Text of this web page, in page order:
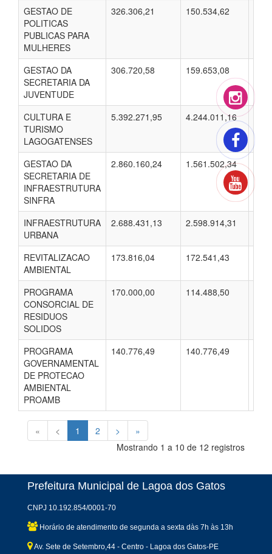
GESTAO DE
POLITICAS
PUBLICAS PARA
MULHERES
326.306,21 150.534,62
GESTAO DA
SECRETARIA DA
JUVENTUDE
306.720,58 159.653,08
CULTURA E
TURISMO
LAGOGATENSES
5.392.271,95 4.244.011,16
GESTAO DA
SECRETARIA DE
INFRAESTRUTURA
SINFRA
2.860.160,24 1.561.502,34
INFRAESTRUTURA
URBANA
2.688.431,13 2.598.914,31
REVITALIZACAO
AMBIENTAL
173.816,04 172.541,43
PROGRAMA
CONSORCIAL DE
RESIDUOS
SOLIDOS
170.000,00 114.488,50
PROGRAMA
GOVERNAMENTAL
DE PROTECAO
AMBIENTAL
PROAMB
140.776,49 140.776,49
« < 1 2 >
»
Mostrando 1 a 10 de 12 registros
Prefeitura Municipal de Lagoa dos Gatos
CNPJ 10.192.854/0001-70
Horário de atendimento de segunda a sexta dàs 7h às 13h
Av. Sete de Setembro,44 - Centro - Lagoa dos Gatos-PE